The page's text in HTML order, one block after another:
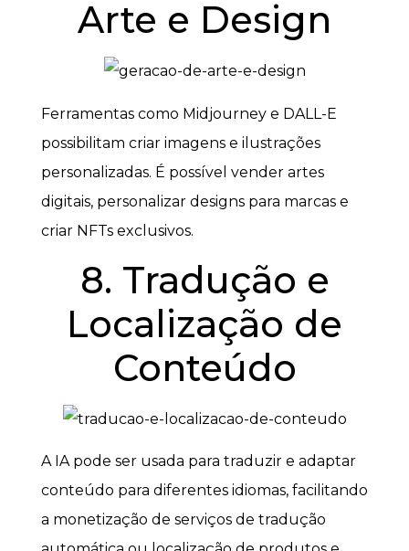
Arte e Design
Ferramentas como Midjourney e DALL-E
possibilitam criar imagens e ilustrações
personalizadas. É possível vender artes
digitais, personalizar designs para marcas e
criar NFTs exclusivos.
8. Tradução e
Localização de
Conteúdo
A IA pode ser usada para traduzir e adaptar
conteúdo para diferentes idiomas, facilitando
a monetização de serviços de tradução